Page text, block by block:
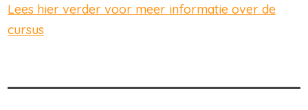
Lees hier verder voor meer informatie over de
cursus